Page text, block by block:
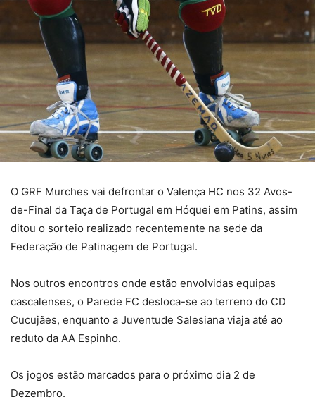
O GRF Murches vai defrontar o Valença HC nos 32 Avos-
de-Final da Taça de Portugal em Hóquei em Patins, assim
ditou o sorteio realizado recentemente na sede da
Federação de Patinagem de Portugal.
Nos outros encontros onde estão envolvidas equipas
cascalenses, o Parede FC desloca-se ao terreno do CD
Cucujães, enquanto a Juventude Salesiana viaja até ao
reduto da AA Espinho.
Os jogos estão marcados para o próximo dia 2 de
Dezembro.